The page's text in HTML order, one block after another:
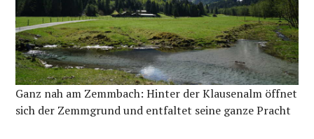
Ganz nah am Zemmbach: Hinter der Klausenalm öffnet
sich der Zemmgrund und entfaltet seine ganze Pracht